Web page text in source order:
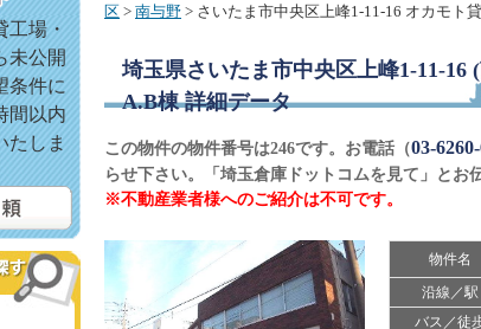
工場・
未公開
条件に
間以内
たしま
区 > 南与野 > さいたま市中央区上峰1-11-16 オカモト
埼玉県さいたま市中央区上峰1-11-16
A.B棟詳細データ
この物件の物件番号は246です。お電話（03-
らせ下さい。「埼玉倉庫ドットコムを見て」とお
※不動産業者様へのご紹介は不可です。
物件名
沿線／駅
バス／徒